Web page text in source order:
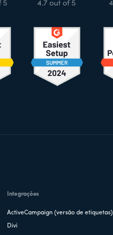
Integrações
ActiveCampaign (versão de etiquetas)
Divi